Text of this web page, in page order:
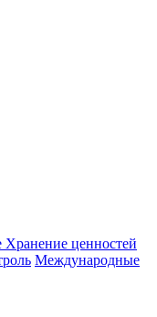
Хранение ценностей
Международные